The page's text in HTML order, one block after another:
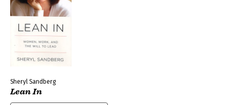
Sheryl Sandberg
Lean In